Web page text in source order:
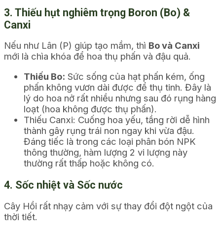
3. Thiếu hụt nghiêm trọng Boron (Bo) &
Canxi
Nếu như Lân (P) giúp tạo mầm, thì Bo và Canxi
mới là chìa khóa để hoa thụ phấn và đậu quả.
Thiếu Bo: Sức sống của hạt phấn kém, ống
phấn không vươn dài được để thụ tinh. Đây là
lý do hoa nở rất nhiều nhưng sau đó rụng hàng
loạt (hoa không được thụ phấn).
Thiếu Canxi: Cuống hoa yếu, tầng rời dễ hình
thành gây rụng trái non ngay khi vừa đậu.
Đáng tiếc là trong các loại phân bón NPK
thông thường, hàm lượng 2 vi lượng này
thường rất thấp hoặc không có.
4. Sốc nhiệt và Sốc nước
Cây Hồi rất nhạy cảm với sự thay đổi đột ngột của
thời tiết.